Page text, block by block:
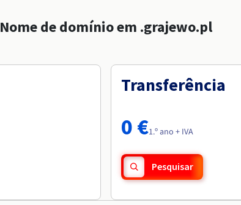
Nome de domínio em .grajewo.pl
Transferência
0 €1.º ano + IVA
Pesquisar